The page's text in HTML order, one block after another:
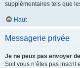
supplémentaires tels que
Haut
Messagerie privée
Je ne peux pas envoyer
Soit vous n’êtes pas inscrit